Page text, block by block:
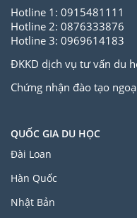
Hotline 1: 0915481111
Hotline 2: 0876333876
Hotline 3: 0969614183
ĐKKD dịch vụ tư vấn du
Chứng nhận đào tạo
QUỐC GIA DU HỌC
Đài Loan
Hàn Quốc
Nhật Bản